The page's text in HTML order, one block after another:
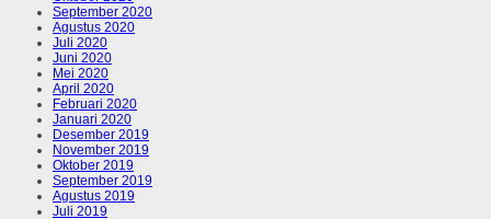
September 2020
Agustus 2020
Juli 2020
Juni 2020
Mei 2020
April 2020
Februari 2020
Januari 2020
Desember 2019
November 2019
Oktober 2019
September 2019
Agustus 2019
Juli 2019